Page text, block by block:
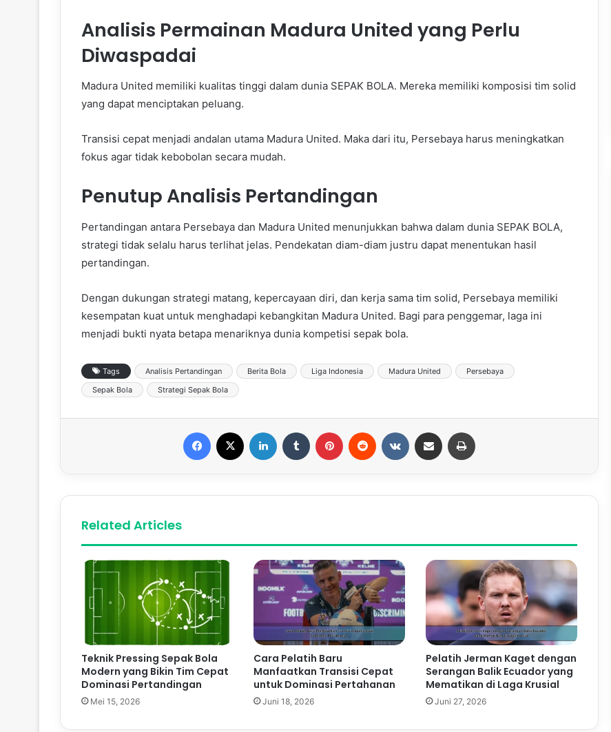
Analisis Permainan Madura United yang Perlu
Diwaspadai
Madura United memiliki kualitas tinggi dalam dunia SEPAK BOLA. Mereka memiliki komposisi tim solid
yang dapat menciptakan peluang.
Transisi cepat menjadi andalan utama Madura United. Maka dari itu, Persebaya harus meningkatkan
fokus agar tidak kebobolan secara mudah.
Penutup Analisis Pertandingan
Pertandingan antara Persebaya dan Madura United menunjukkan bahwa dalam dunia SEPAK BOLA,
strategi tidak selalu harus terlihat jelas. Pendekatan diam-diam justru dapat menentukan hasil
pertandingan.
Dengan dukungan strategi matang, kepercayaan diri, dan kerja sama tim solid, Persebaya memiliki
kesempatan kuat untuk menghadapi kebangkitan Madura United. Bagi para penggemar, laga ini
menjadi bukti nyata betapa menariknya dunia kompetisi sepak bola.
Tags Analisis Pertandingan Berita Bola Liga Indonesia Madura United
Persebaya
Sepak Bola
Strategi Sepak Bola
Related Articles
Teknik Pressing Sepak Bola
Modern yang Bikin Tim Cepat
Dominasi Pertandingan
Mei 15, 2026
Cara Pelatih Baru
Manfaatkan Transisi Cepat
untuk Dominasi Pertahanan
Juni 18, 2026
Pelatih Jerman Kaget dengan
Serangan Balik Ecuador yang
Mematikan di Laga Krusial
Juni 27, 2026